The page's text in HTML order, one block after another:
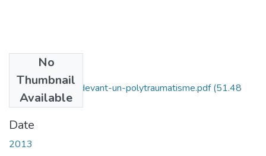
No
Thumbnail
Available
conduite-a-tenir-devant-un-polytraumatisme.pdf(51.48
MB)
Date
2013